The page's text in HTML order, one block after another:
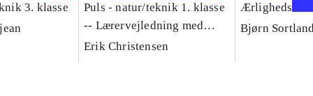
3. klasse
Puls - natur/teknik 1. klasse
-- Lærervejledning med
kopisider
Erik Christensen
Bjørn